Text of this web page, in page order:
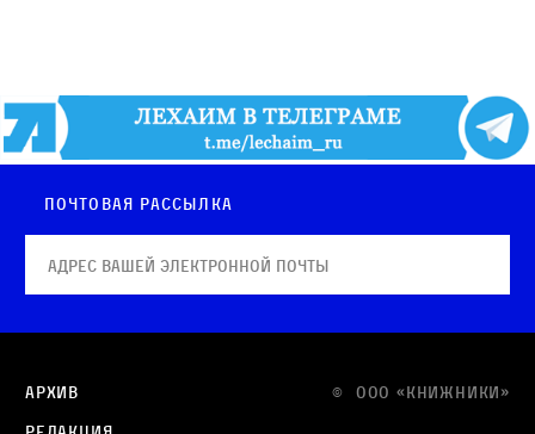
Почтовая рассылка
© OOO «КНИЖНИКИ»
Архив